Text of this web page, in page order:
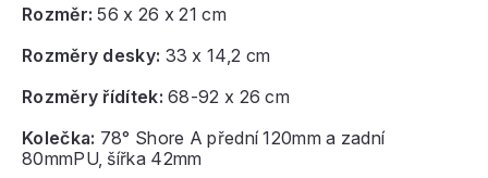
Rozměr: 56 x 26 x 21 cm
Rozměry desky: 33 x 14,2 cm
Rozměry řídítek:68-92 x 26 cm
Kolečka: 78° Shore A přední 120mm a zadní
80mmPU, šířka 42mm